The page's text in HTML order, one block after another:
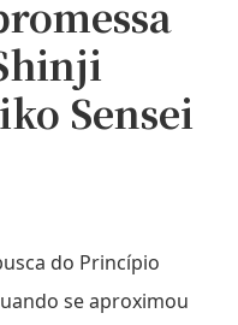
Sensei
do Princípio
se aproximou